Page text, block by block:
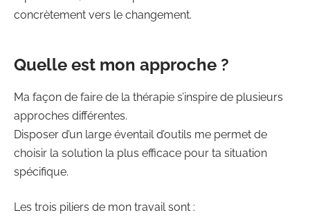
concrètement vers le changement.
Quelle est mon approche ?
Ma façon de faire de la thérapie s’inspire de plusieurs
approches différentes.
Disposer d’un large éventail d’outils me permet de
choisir la solution la plus efficace pour ta situation
spécifique.
Les trois piliers de mon travail sont :